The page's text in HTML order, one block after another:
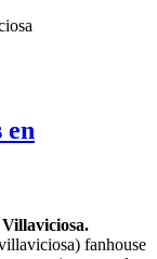
en
fanhouse